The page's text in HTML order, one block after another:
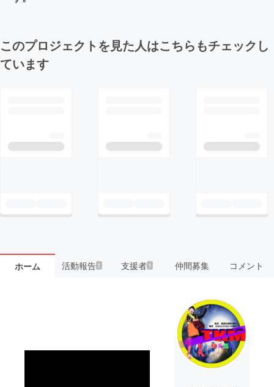
このプロジェクトを見た人はこちらもチェックし
ています
ホーム 活動報告1 支援者 1 仲間募集 コメント